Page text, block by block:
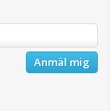
Anmäl mig